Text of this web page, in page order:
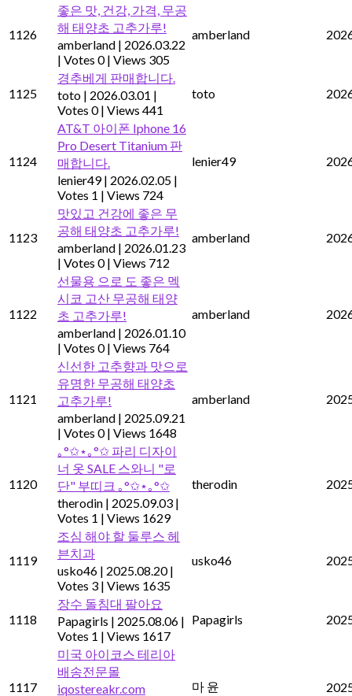
1126
좋은 맛, 건강, 가격, 무공
해 태양초 고추가루!
amberland | 2026.03.22
| Votes 0 | Views 305
amberland
1125
경추베게 판매합니다.
toto | 2026.03.01 |
Votes 0 | Views 441
toto
1124
AT&T 아이폰 Iphone 16
Pro Desert Titanium 판
매합니다.
lenier49 | 2026.02.05 |
Votes 1 | Views 724
lenier49
1123
맛있고 건강에 좋은 무
공해 태양초 고추가루!
amberland | 2026.01.23
| Votes 0 | Views 712
amberland
1122
선물용 으로 도 좋은 멕
시코 고산 무공해 태양
초 고추가루!
amberland | 2026.01.10
| Votes 0 | Views 764
amberland
1121
신선한 고추향과 맛으로
유명한 무공해 태양초
고추가루!
amberland | 2025.09.21
| Votes 0 | Views 1648
amberland
1120
｡°✩⋆｡°✩ 파리 디자이
너 옷 SALE 스와니 "로
단" 부띠크 ｡°✩⋆｡°✩
therodin | 2025.09.03 |
Votes 1 | Views 1629
therodin
1119
조심 해야 할 둘루스 헤
븐치과
usko46 | 2025.08.20 |
Votes 3 | Views 1635
usko46
1118
장수 돌침대 팔아요
Papagirls | 2025.08.06 |
Votes 1 | Views 1617
Papagirls
1117
미국 아이코스 테리아
배송전문몰
iqostereakr.com
마 윤